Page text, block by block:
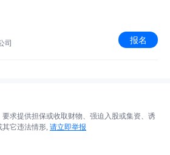
司 报名
求提供担保或收取财物、强迫入股或集资、诱
它违法情形, 请立即举报